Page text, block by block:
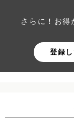
さらに！お得
登録